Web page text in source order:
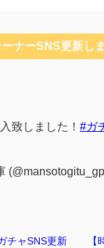
ーナーSNS更新し
致しました！ #ガ
チャSNS更新